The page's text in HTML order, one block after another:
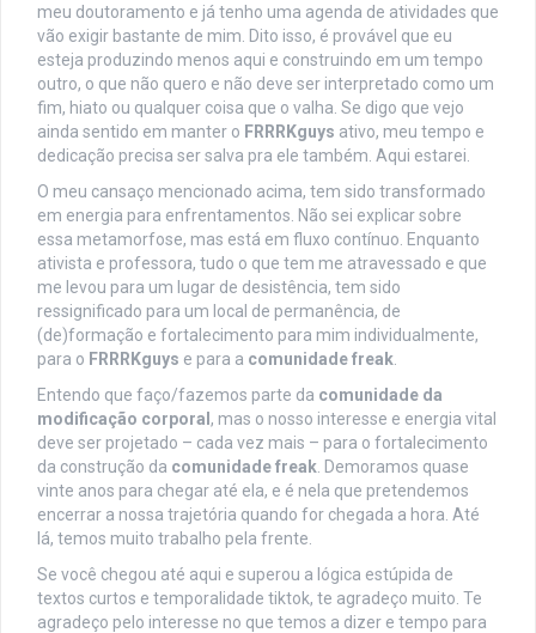
meu doutoramento e já tenho uma agenda de atividades que
vão exigir bastante de mim. Dito isso, é provável que eu
esteja produzindo menos aqui e construindo em um tempo
outro, o que não quero e não deve ser interpretado como um
fim, hiato ou qualquer coisa que o valha. Se digo que vejo
ainda sentido em manter o FRRRKguys ativo, meu tempo e
dedicação precisa ser salva pra ele também. Aqui estarei.
O meu cansaço mencionado acima, tem sido transformado
em energia para enfrentamentos. Não sei explicar sobre
essa metamorfose, mas está em fluxo contínuo. Enquanto
ativista e professora, tudo o que tem me atravessado e que
me levou para um lugar de desistência, tem sido
ressignificado para um local de permanência, de
(de)formação e fortalecimento para mim individualmente,
para o FRRRKguys e para a comunidade freak
Entendo que faço/fazemos parte da comunidade da
modificação corporal , mas o nosso interesse e energia vital
deve ser projetado – cada vez mais – para o fortalecimento
da construção da comunidade freak . Demoramos quase
vinte anos para chegar até ela, e é nela que pretendemos
encerrar a nossa trajetória quando for chegada a hora. Até
lá, temos muito trabalho pela frente.
Se você chegou até aqui e superou a lógica estúpida de
textos curtos e temporalidade tiktok, te agradeço muito. Te
agradeço pelo interesse no que temos a dizer e tempo para